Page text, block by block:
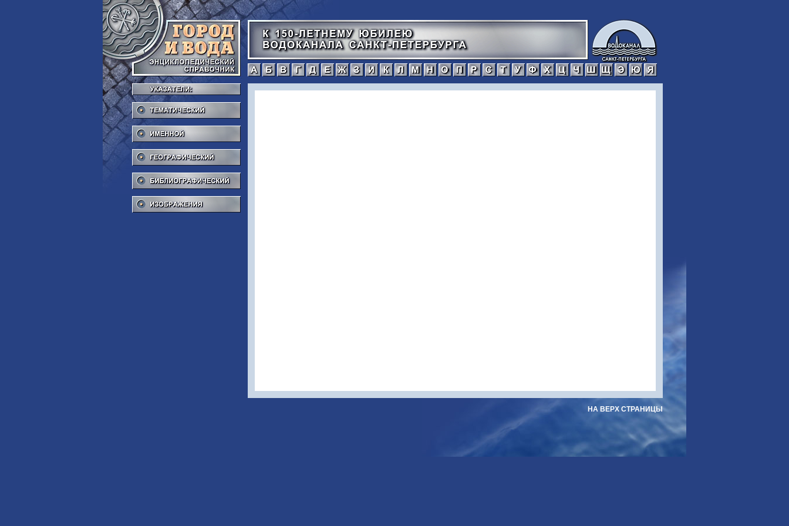
а б в г д е ж з и к л м н о п р с т у ф х ц ч ш
НА ВЕРХ СТРАНИЦЫ